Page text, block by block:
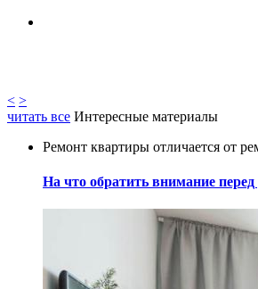
< >
читать все Интересные материалы
Ремонт квартиры отличается от
На что обратить внимание